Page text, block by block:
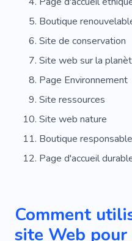
Boutique
Site de conservation
Site web sur la
Page Environnement
Site ressources
Site web nature
Boutique responsable
Page d'accueil
Comment
site Web